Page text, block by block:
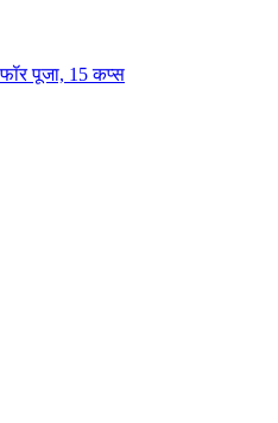
पूजा, 15 कप्स